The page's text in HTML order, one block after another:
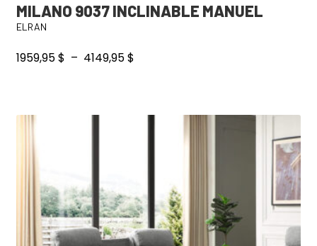
MILANO 9037 INCLINABLE MANUEL
ELRAN
1959,95$ – 4149,95$
4149,95 $